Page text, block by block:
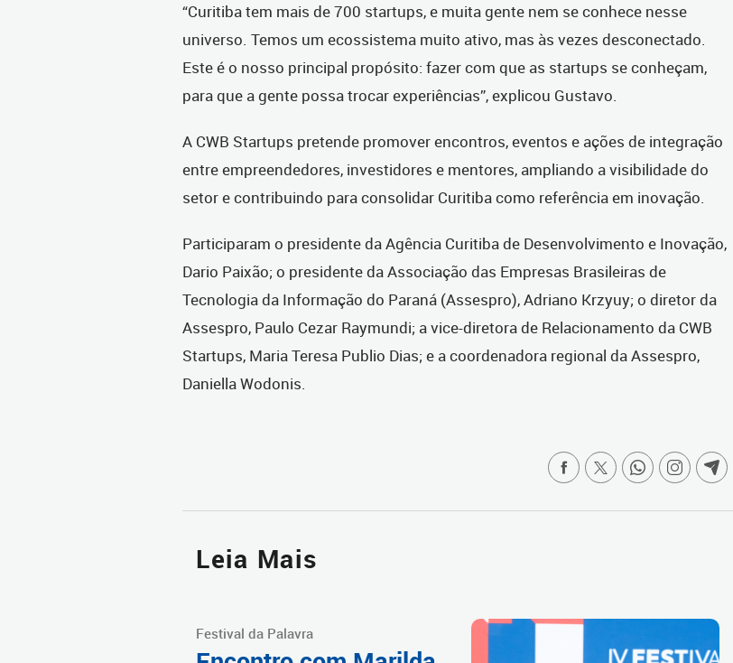
“Curitiba tem mais de 700 startups, e muita gente nem se conhece nesse
universo. Temos um ecossistema muito ativo, mas às vezes desconectado.
Este é o nosso principal propósito: fazer com que as startups se conheçam,
para que a gente possa trocar experiências”, explicou Gustavo.
A CWB Startups pretende promover encontros, eventos e ações de integração
entre empreendedores, investidores e mentores, ampliando a visibilidade do
setor e contribuindo para consolidar Curitiba como referência em inovação.
Participaram o presidente da Agência Curitiba de Desenvolvimento e Inovação,
Dario Paixão; o presidente da Associação das Empresas Brasileiras de
Tecnologia da Informação do Paraná (Assespro), Adriano Krzyuy; o diretor da
Assespro, Paulo Cezar Raymundi; a vice-diretora de Relacionamento da CWB
Startups, Maria Teresa Publio Dias; e a coordenadora regional da Assespro,
Daniella Wodonis.
Leia Mais
Festival da Palavra